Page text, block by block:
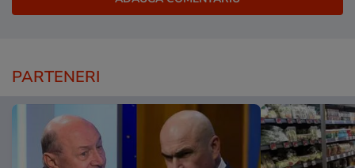
PARTENERI